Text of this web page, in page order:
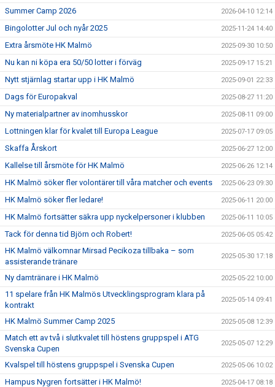
Summer Camp 2026 2026-04-10 12:14
Bingolotter Jul och nyår 2025 2025-11-24 14:40
Extra årsmöte HK Malmö 2025-09-30 10:50
Nu kan ni köpa era 50/50 lotter i förväg 2025-09-17 15:21
Nytt stjärnlag startar upp i HK Malmö 2025-09-01 22:33
Dags för Europakval 2025-08-27 11:20
Ny materialpartner av inomhusskor 2025-08-11 09:00
Lottningen klar för kvalet till Europa League 2025-07-17 09:05
Skaffa Årskort 2025-06-27 12:00
Kallelse till årsmöte för HK Malmö 2025-06-26 12:14
HK Malmö söker fler volontärer till våra matcher och events 2025-06-23 09:30
HK Malmö söker fler ledare! 2025-06-11 20:00
HK Malmö fortsätter säkra upp nyckelpersoner i klubben 2025-06-11 10:05
Tack för denna tid Björn och Robert! 2025-06-05 05:42
HK Malmö välkomnar Mirsad Pecikoza tillbaka – som
assisterande tränare
2025-05-30 17:18
Ny damtränare i HK Malmö 2025-05-22 10:00
11 spelare från HK Malmös Utvecklingsprogram klara på
kontrakt
2025-05-14 09:41
HK Malmö Summer Camp 2025 2025-05-08 12:39
Match ett av två i slutkvalet till höstens gruppspel i ATG
Svenska Cupen
2025-05-07 12:29
Kvalspel till höstens gruppspel i Svenska Cupen 2025-05-06 10:02
Hampus Nygren fortsätter i HK Malmö! 2025-04-17 08:18